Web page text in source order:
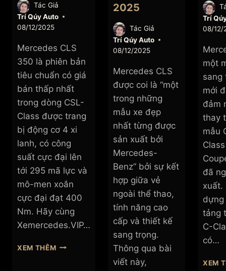
Tác Giả
Trí Qúy Auto
08/12/2025
Mercedes CLS
350 là phiên bản
tiêu chuẩn có giá
bán thấp nhất
trong dòng CSL-
Class được trang
bị động cơ 4 xi
lanh, có công
suất cực đại lên
tới 295 mã lực và
mô-men xoắn
cực đại đạt 400
Nm. Hãy cùng
Xemercedes.VIP…
XEM THÊMGIÁ
2025
Tác Giả
Trí Qúy Auto
08/12/2025
Mercedes CLS
được coi là “một
trong những
mẫu xe đẹp
nhất từng được
sản xuất bởi
Mercedes-
Benz” bởi sự kết
hợp giữa vẻ
ngoài thể thao,
tính năng cao
cấp và thiết kế
sang trọng.
Thông qua bài
viết này,
Trí
08/12/
một
sang
mới
đảm
thay
mẫu
Class
đã
xuất.
dựng
tảng
C-
có…
XEM